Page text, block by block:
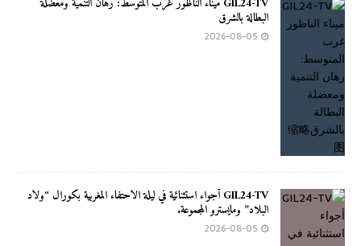
البطالة بالشرق
2026-08-05
GIL24-TV أجواء استثنائية في ليلة الاحتفاء المغربية بكورال “ولاد
البلاد” ومايسترو المجموعة.
2026-08-05